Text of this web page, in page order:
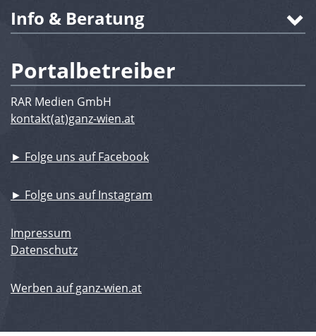
Info & Beratung
Portalbetreiber
RAR Medien GmbH
kontakt(at)ganz-wien.at
► Folge uns auf Facebook
► Folge uns auf Instagram
Impressum
Datenschutz
Werben auf ganz-wien.at